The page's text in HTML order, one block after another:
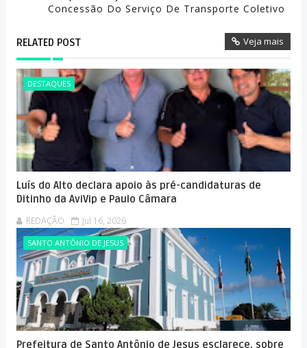
Concessão Do Serviço De Transporte Coletivo
RELATED POST Veja mais
DESTAQUES
Luís do Alto declara apoio às pré-candidaturas de
Ditinho da AviVip e Paulo Câmara
REDAÇÃO Jul 16, 2026
SANTO ANTÔNIO DE JESUS
Prefeitura de Santo Antônio de Jesus esclarece, sobre